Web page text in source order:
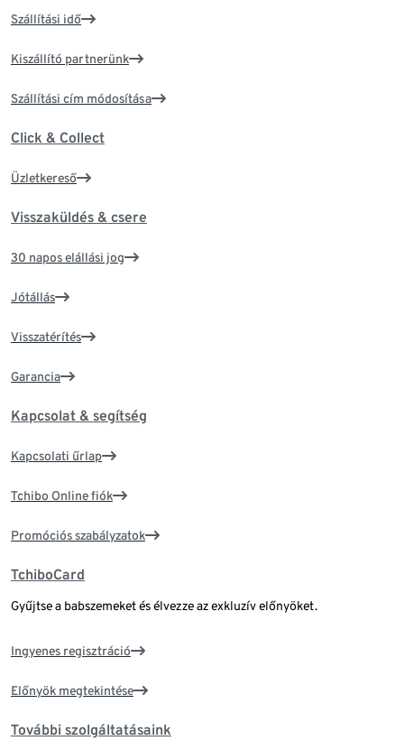
Szállítási idő
Kiszállító partnerünk
Szállítási cím módosítása
Click & Collect
Üzletkereső
Visszaküldés & csere
30 napos elállási jog
Jótállás
Visszatérítés
Garancia
Kapcsolat & segítség
Kapcsolati űrlap
Tchibo Online fiók
Promóciós szabályzatok
TchiboCard
Gyűjtse a babszemeket és élvezze az exkluzív előnyöket.
Ingyenes regisztráció
Előnyök megtekintése
További szolgáltatásaink